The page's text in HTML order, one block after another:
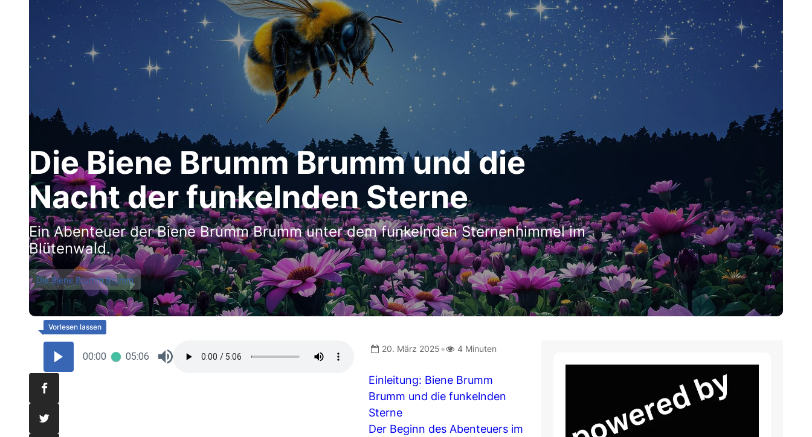
Die Biene Brumm Brumm und die
Nacht der funkelnden Sterne
Ein Abenteuer der Biene Brumm Brumm unter dem funkelnden Sternenhimmel im
Blütenwald.
Die Biene Brumm Brumm
00:00 05:06
20. März 2025• 4 Minuten
Einleitung: Biene Brumm
Brumm und die funkelnden
Sterne
Der Beginn des Abenteuers im